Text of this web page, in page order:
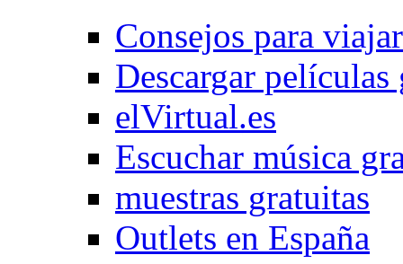
Consejos para viajar
Descargar películas
elVirtual.es
Escuchar música
muestras gratuitas
Outlets en España